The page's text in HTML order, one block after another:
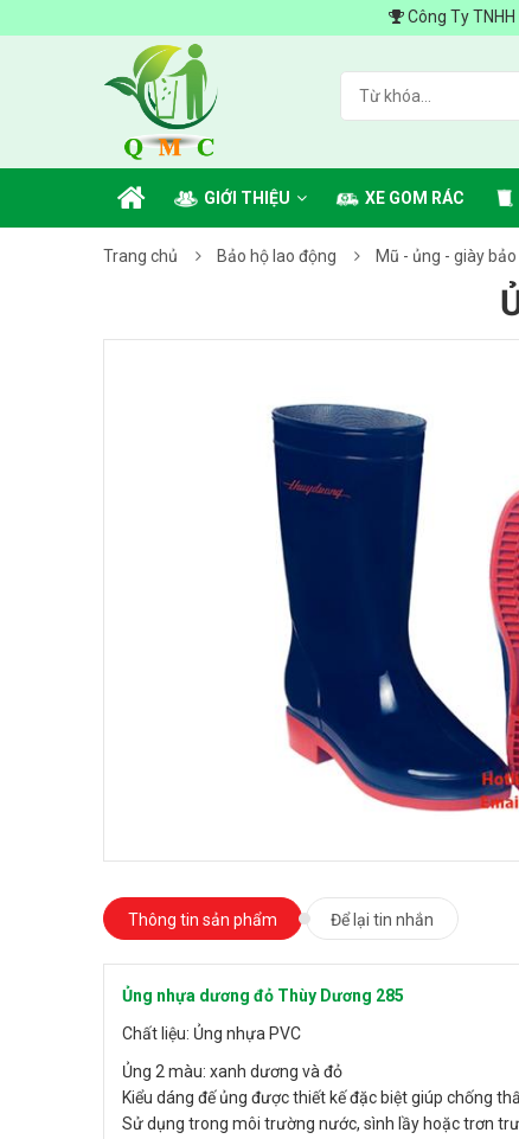
Công Ty TNHH
GIỚI THIỆU XE GOM RÁC
Trang chủ Bảo hộ lao động Mũ - ủng - giày
Thông tin sản phẩm Để lại tin nhắn
Ủng nhựa dương đỏ Thùy Dương 285
Chất liệu: Ủng nhựa PVC
Ủng 2 màu: xanh dương và đỏ
Kiểu dáng đế ủng được thiết kế đặc biệt giúp chống
Sử dụng trong môi trường nước, sình lầy hoặc trơn